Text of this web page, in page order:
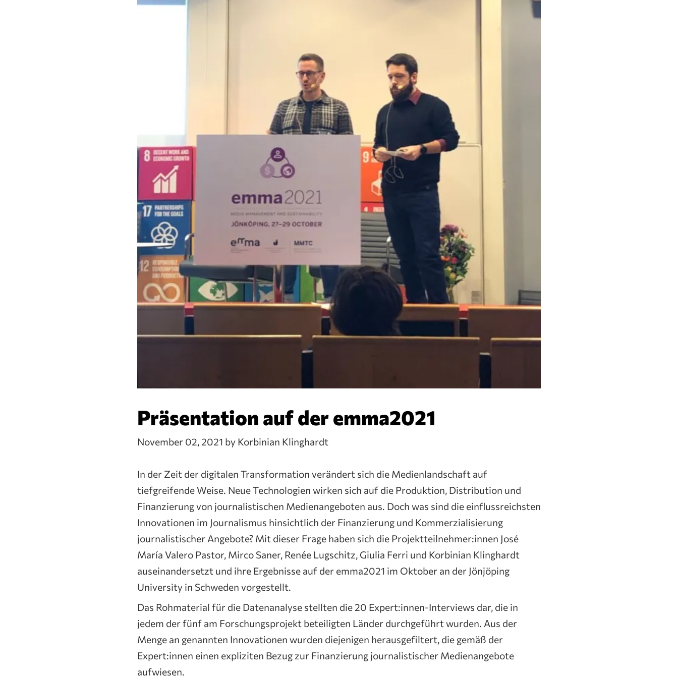
Präsentation auf der emma2021
November 02, 2021 by Korbinian Klinghardt
In der Zeit der digitalen Transformation verändert sich die Medienlandschaft auf
tiefgreifende Weise. Neue Technologien wirken sich auf die Produktion, Distribution und
Finanzierung von journalistischen Medienangeboten aus. Doch was sind die einflussreichsten
Innovationen im Journalismus hinsichtlich der Finanzierung und Kommerzialisierung
journalistischer Angebote? Mit dieser Frage haben sich die Projektteilnehmer:innen José
María Valero Pastor, Mirco Saner, Renée Lugschitz, Giulia Ferri und Korbinian Klinghardt
auseinandersetzt und ihre Ergebnisse auf der emma2021 im Oktober an der Jönjöping
University in Schweden vorgestellt.
Das Rohmaterial für die Datenanalyse stellten die 20 Expert:innen-Interviews dar, die in
jedem der fünf am Forschungsprojekt beteiligten Länder durchgeführt wurden. Aus der
Menge an genannten Innovationen wurden diejenigen herausgefiltert, die gemäß der
Expert:innen einen expliziten Bezug zur Finanzierung journalistischer Medienangebote
aufwiesen.